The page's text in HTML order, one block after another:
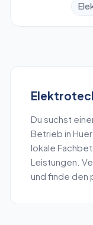
Du suchst
Betrieb in
lokale
Leistungen.
und finde den